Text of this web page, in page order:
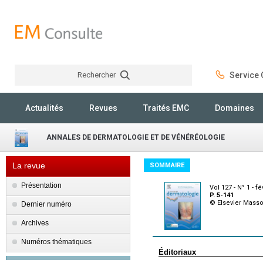
Rechercher Service
Actualités Revues Traités EMC Domaines
ANNALES DE DERMATOLOGIE ET DE VÉNÉRÉOLOGIE
La revue
Présentation
Dernier numéro
Archives
Numéros thématiques
SOMMAIRE
Vol 127 - N° 1 -
P. 5-141
© Elsevier
Éditoriaux